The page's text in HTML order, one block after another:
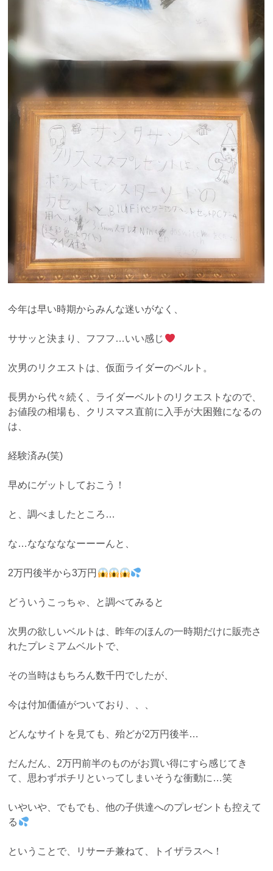
今年は早い時期からみんな迷いがなく、
ササッと決まり、フフフ…いい感じ
次男のリクエストは、仮面ライダーのベルト。
長男から代々続く、ライダーベルトのリクエストなので、
お値段の相場も、クリスマス直前に入手が大困難になるの
は、
経験済み(笑)
早めにゲットしておこう！
と、調べましたところ…
な…なななななーーーんと、
2万円後半から3万円
どういうこっちゃ、と調べてみると
次男の欲しいベルトは、昨年のほんの一時期だけに販売さ
れたプレミアムベルトで、
その当時はもちろん数千円でしたが、
今は付加価値がついており、、、
どんなサイトを見ても、殆どが2万円後半…
だんだん、2万円前半のものがお買い得にすら感じてき
て、思わずポチリといってしまいそうな衝動に…笑
いやいや、でもでも、他の子供達へのプレゼントも控えて
る
ということで、リサーチ兼ねて、トイザラスへ！